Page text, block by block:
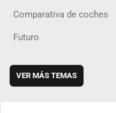
Comparativa de coches
Futuro
VER MÁS TEMAS